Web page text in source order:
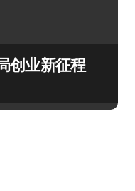
创业新征程